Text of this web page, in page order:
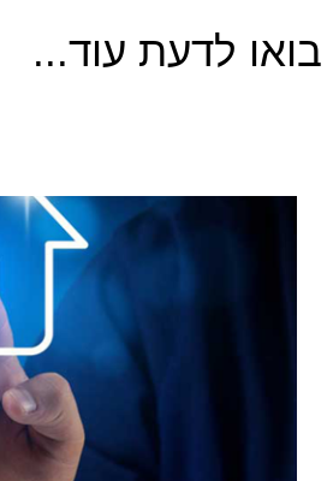
בואו לדעת עוד...